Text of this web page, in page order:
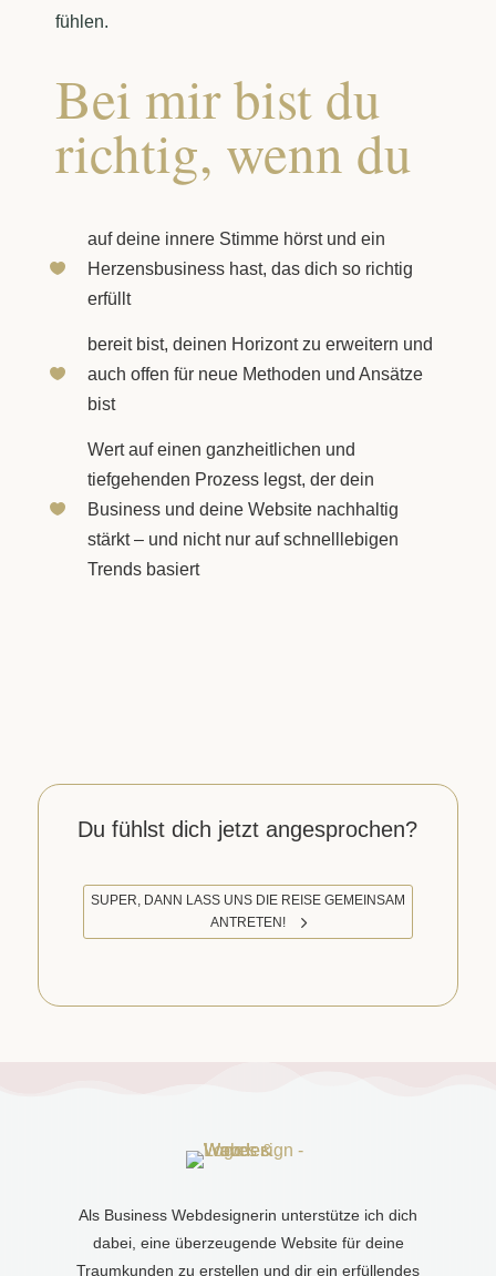
fühlen.
Bei mir bist du
richtig, wenn du

auf deine innere Stimme hörst und ein
Herzensbusiness hast, das dich so richtig
erfüllt

bereit bist, deinen Horizont zu erweitern und
auch offen für neue Methoden und Ansätze
bist

Wert auf einen ganzheitlichen und
tiefgehenden Prozess legst, der dein
Business und deine Website nachhaltig
stärkt – und nicht nur auf schnelllebigen
Trends basiert
Du fühlst dich jetzt angesprochen?
SUPER, DANN LASS UNS DIE REISE GEMEINSAM
ANTRETEN!
Als Business Webdesignerin unterstütze ich dich
dabei, eine überzeugende Website für deine
Traumkunden zu erstellen und dir ein erfüllendes